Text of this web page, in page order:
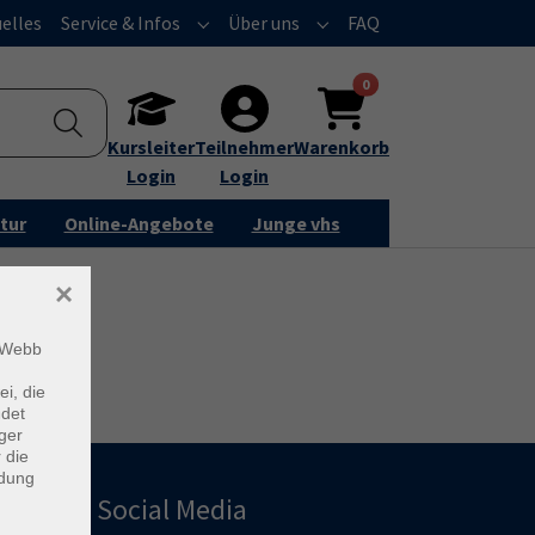
Service & Infos Submenu for "Service & Infos"
Über uns Submenu for "Über uns"
FAQ
Kursleiter
Login
Teilnehmer
Login
0
Warenkorb
Online-Angebote Junge vhs
Social Media
die
die
×